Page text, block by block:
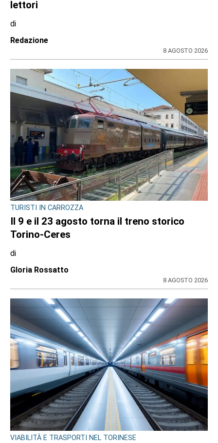
lettori
di
Redazione
8 AGOSTO 2026
TURISTI IN CARROZZA
Il 9 e il 23 agosto torna il treno storico
Torino-Ceres
di
Gloria Rossatto
8 AGOSTO 2026
VIABILITÀ E TRASPORTI NEL TORINESE